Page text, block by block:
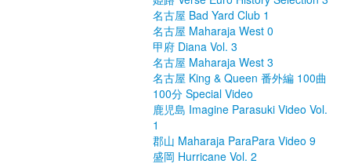
名古屋 Bad Yard Club 1
名古屋 Maharaja West 0
甲府 Diana Vol. 3
名古屋 Maharaja West 3
名古屋 King & Queen 番外編 100曲
100分 Special Video
鹿児島 Imagine Parasuki Video Vol.
1
郡山 Maharaja ParaPara Video 9
盛岡 Hurricane Vol. 2